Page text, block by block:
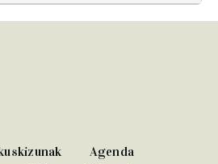
Agenda